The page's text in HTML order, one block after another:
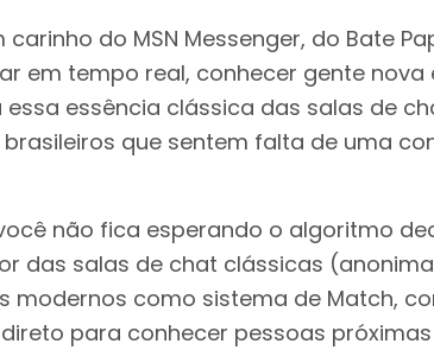
do MSN Messenger, do Bate
em tempo real, conhecer gente
essência clássica das salas de
que sentem falta de uma
não fica esperando o algoritmo
das salas de chat clássicas
como sistema de Match,
para conhecer pessoas